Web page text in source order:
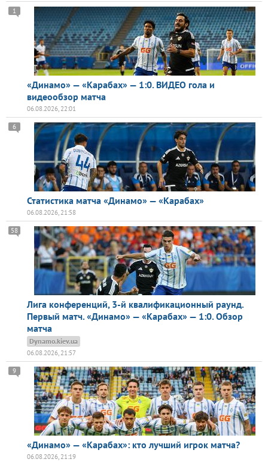
«Динамо» — «Карабах» — 1:0. ВИДЕО гола и
видеообзор матча
1
06.08.2026, 22:01
Статистика матча «Динамо» — «Карабах»
6
06.08.2026, 21:58
Лига конференций, 3-й квалификационный раунд.
Первый матч. «Динамо» — «Карабах» — 1:0. Обзор
матча
58
Dynamo.kiev.ua
06.08.2026, 21:57
«Динамо» — «Карабах»: кто лучший игрок матча?
9
06.08.2026, 21:19